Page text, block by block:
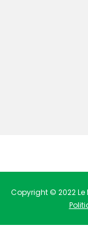
Copyright © 2022 Le